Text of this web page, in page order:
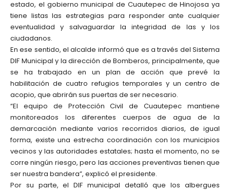
estado, el gobierno municipal de Cuautepec de Hinojosa ya
tiene listas las estrategias para responder ante cualquier
eventualidad y salvaguardar la integridad de las y los
ciudadanos.
En ese sentido, el alcalde informó que es a través del Sistema
DIF Municipal y la dirección de Bomberos, principalmente, que
se ha trabajado en un plan de acción que prevé la
habilitación de cuatro refugios temporales y un centro de
acopio, que abrirán sus puertas de ser necesario.
“El equipo de Protección Civil de Cuautepec mantiene
monitoreados los diferentes cuerpos de agua de la
demarcación mediante varios recorridos diarios, de igual
forma, existe una estrecha coordinación con los municipios
vecinos y las autoridades estatales; hasta el momento, no se
corre ningún riesgo, pero las acciones preventivas tienen que
ser nuestra bandera”, explicó el presidente.
Por su parte, el DIF municipal detalló que los albergues